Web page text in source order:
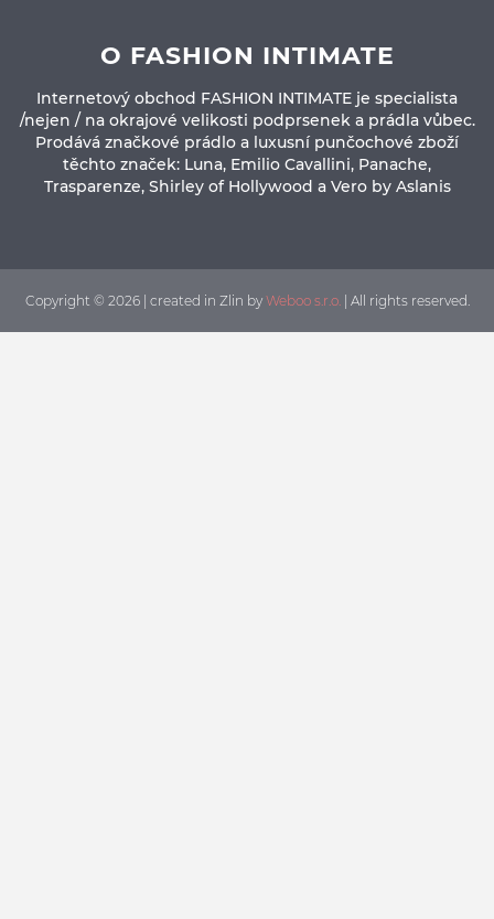
O FASHION INTIMATE
Internetový obchod FASHION INTIMATE je specialista
/nejen / na okrajové velikosti podprsenek a prádla vůbec.
Prodává značkové prádlo a luxusní punčochové zboží
těchto značek: Luna, Emilio Cavallini, Panache,
Trasparenze, Shirley of Hollywood a Vero by Aslanis
Copyright © 2026 | created in Zlin by Weboo s.r.o. | All rights reserved.